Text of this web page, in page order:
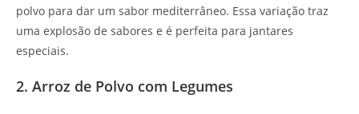
polvo para dar um sabor mediterrâneo. Essa variação traz
uma explosão de sabores e é perfeita para jantares
especiais.
2. Arroz de Polvo com Legumes